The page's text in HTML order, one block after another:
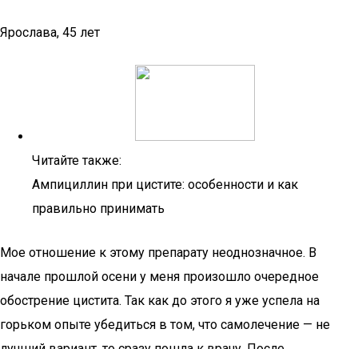
Ярослава, 45 лет
Читайте также:
Ампициллин при цистите: особенности и как
правильно принимать
Мое отношение к этому препарату неоднозначное. В
начале прошлой осени у меня произошло очередное
обострение цистита. Так как до этого я уже успела на
горьком опыте убедиться в том, что самолечение — не